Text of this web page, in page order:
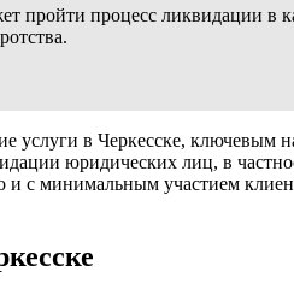
процесс ликвидации в
в Черкесске, ключевым
юридических лиц, в
и с минимальным участием